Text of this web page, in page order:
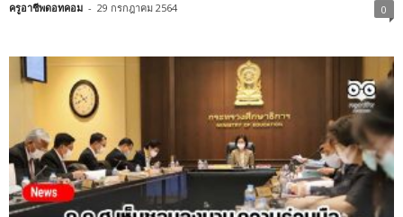
ครูอาชีพดอทคอม - 29 กรกฎาคม 2564 0